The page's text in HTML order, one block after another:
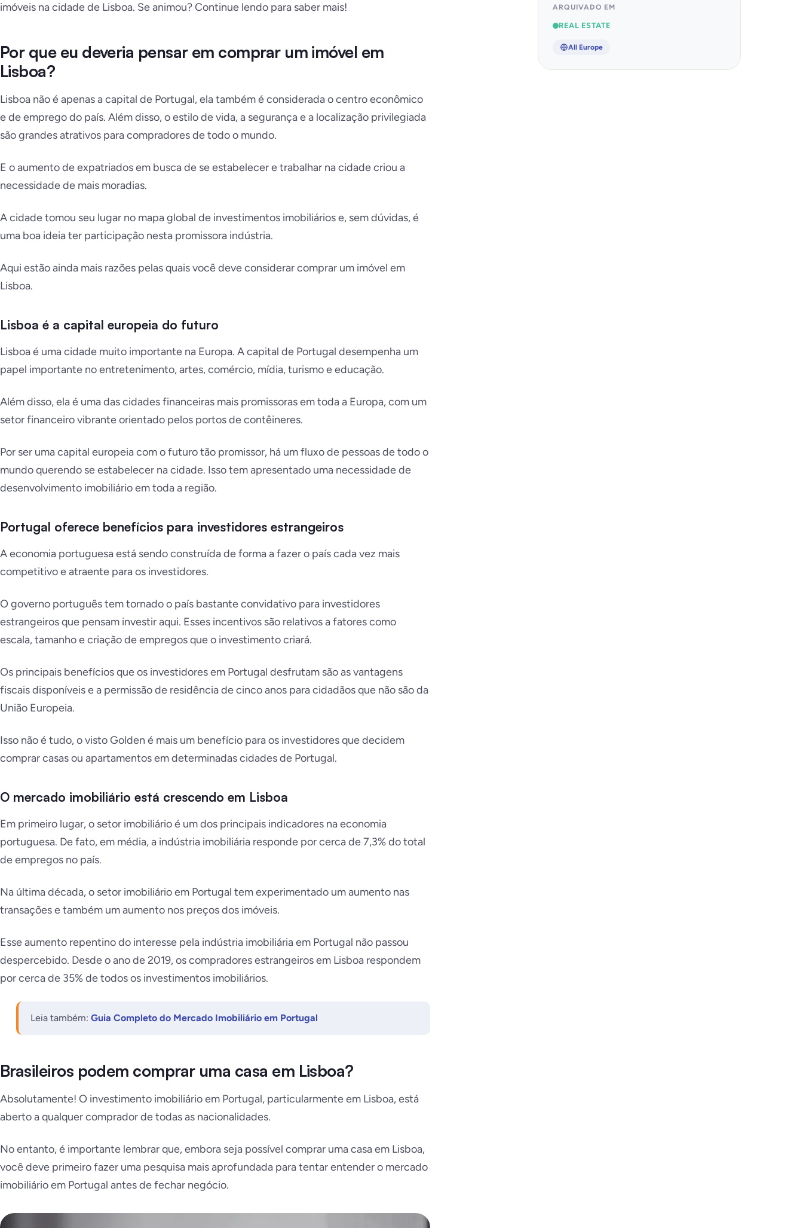
imóveis na cidade de Lisboa. Se animou? Continue lendo para saber mais!
Por que eu deveria pensar em comprar um imóvel em
Lisboa?
Lisboa não é apenas a capital de Portugal, ela também é considerada o centro econômico
e de emprego do país. Além disso, o estilo de vida, a segurança e a localização privilegiada
são grandes atrativos para compradores de todo o mundo.
E o aumento de expatriados em busca de se estabelecer e trabalhar na cidade criou a
necessidade de mais moradias.
A cidade tomou seu lugar no mapa global de investimentos imobiliários e, sem dúvidas, é
uma boa ideia ter participação nesta promissora indústria.
Aqui estão ainda mais razões pelas quais você deve considerar comprar um imóvel em
Lisboa.
Lisboa é a capital europeia do futuro
Lisboa é uma cidade muito importante na Europa. A capital de Portugal desempenha um
papel importante no entretenimento, artes, comércio, mídia, turismo e educação.
Além disso, ela é uma das cidades financeiras mais promissoras em toda a Europa, com um
setor financeiro vibrante orientado pelos portos de contêineres.
Por ser uma capital europeia com o futuro tão promissor, há um fluxo de pessoas de todo o
mundo querendo se estabelecer na cidade. Isso tem apresentado uma necessidade de
desenvolvimento imobiliário em toda a região.
Portugal oferece benefícios para investidores estrangeiros
A economia portuguesa está sendo construída de forma a fazer o país cada vez mais
competitivo e atraente para os investidores.
O governo português tem tornado o país bastante convidativo para investidores
estrangeiros que pensam investir aqui. Esses incentivos são relativos a fatores como
escala, tamanho e criação de empregos que o investimento criará.
Os principais benefícios que os investidores em Portugal desfrutam são as vantagens
fiscais disponíveis e a permissão de residência de cinco anos para cidadãos que não são da
União Europeia.
Isso não é tudo, o visto Golden é mais um benefício para os investidores que decidem
comprar casas ou apartamentos em determinadas cidades de Portugal.
O mercado imobiliário está crescendo em Lisboa
Em primeiro lugar, o setor imobiliário é um dos principais indicadores na economia
portuguesa. De fato, em média, a indústria imobiliária responde por cerca de 7,3% do total
de empregos no país.
Na última década, o setor imobiliário em Portugal tem experimentado um aumento nas
transações e também um aumento nos preços dos imóveis.
Esse aumento repentino do interesse pela indústria imobiliária em Portugal não passou
despercebido. Desde o ano de 2019, os compradores estrangeiros em Lisboa respondem
por cerca de 35% de todos os investimentos imobiliários.
Leia também: Guia Completo do Mercado Imobiliário em Portugal
Brasileiros podem comprar uma casa em Lisboa?
Absolutamente! O investimento imobiliário em Portugal, particularmente em Lisboa, está
aberto a qualquer comprador de todas as nacionalidades.
No entanto, é importante lembrar que, embora seja possível comprar uma casa em Lisboa,
você deve primeiro fazer uma pesquisa mais aprofundada para tentar entender o mercado
imobiliário em Portugal antes de fechar negócio.
ARQUIVADO EM
REAL ESTATE
All Europe